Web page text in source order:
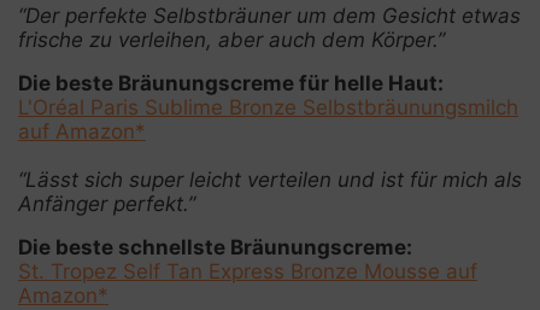
“Der perfekte Selbstbräuner um dem Gesicht etwas
frische zu verleihen, aber auch dem Körper.”
Die beste Bräunungscreme für helle Haut:
L'Oréal Paris Sublime Bronze Selbstbräunungsmilch
auf Amazon*
“Lässt sich super leicht verteilen und ist für mich als
Anfänger perfekt.”
Die beste schnellste Bräunungscreme:
St. Tropez Self Tan Express Bronze Mousse auf
Amazon*